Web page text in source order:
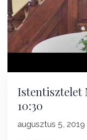
Istentisztelet
10:30
augusztus 5, 2019